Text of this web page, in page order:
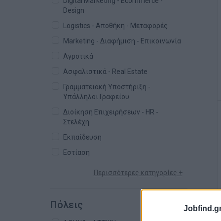
Design
Logistics - Αποθήκη - Μεταφορές
Marketing - Διαφήμιση - Επικοινωνία
Αγροτικά
Ασφαλιστικά - Real Estate
Γραμματειακή Υποστήριξη -
Υπάλληλοι Γραφείου
Διοίκηση Επιχειρήσεων - HR -
Στελέχη
Εκπαίδευση
Εστίαση
Περισσότερες κατηγορίες +
Πόλεις